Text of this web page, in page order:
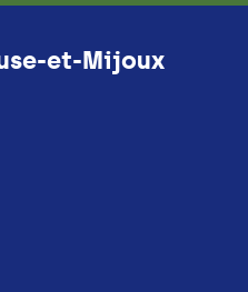
et-Mijoux